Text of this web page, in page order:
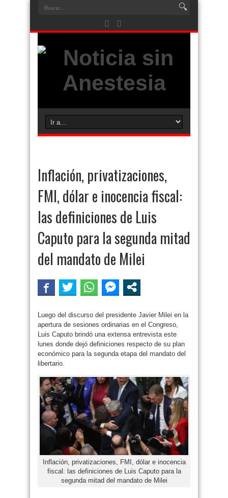
Inflación, privatizaciones,
FMI, dólar e inocencia fiscal:
las definiciones de Luis
Caputo para la segunda mitad
del mandato de Milei
Luego del discurso del presidente Javier Milei en la
apertura de sesiones ordinarias en el Congreso,
Luis Caputo brindó una extensa entrevista este
lunes donde dejó definiciones respecto de su plan
económico para la segunda etapa del mandato del
libertario.
Inflación, privatizaciones, FMI, dólar e inocencia
fiscal: las definiciones de Luis Caputo para la
segunda mitad del mandato de Milei